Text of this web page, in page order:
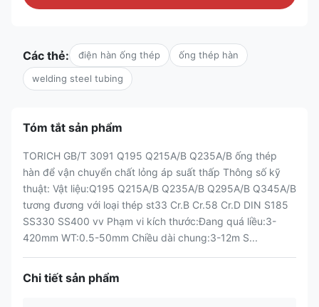
Các thẻ: điện hàn ống thép ống thép hàn
welding steel tubing
Tóm tắt sản phẩm
TORICH GB/T 3091 Q195 Q215A/B Q235A/B ống thép
hàn để vận chuyển chất lỏng áp suất thấp Thông số kỹ
thuật: Vật liệu:Q195 Q215A/B Q235A/B Q295A/B Q345A/B
tương đương với loại thép st33 Cr.B Cr.58 Cr.D DIN S185
SS330 SS400 vv Phạm vi kích thước:Đang quá liều:3-
420mm WT:0.5-50mm Chiều dài chung:3-12m S...
Chi tiết sản phẩm